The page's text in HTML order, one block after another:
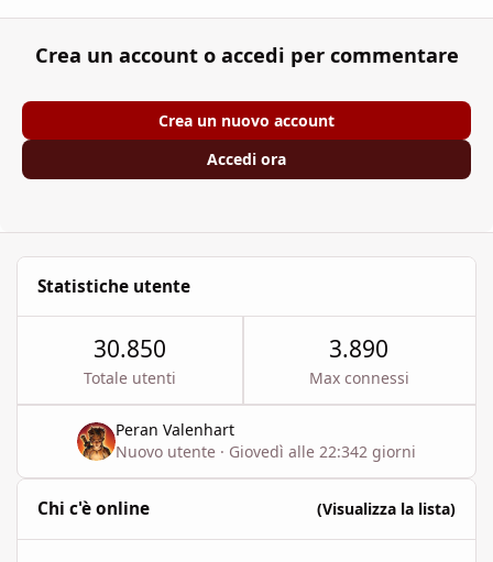
Crea un account o accedi per commentare
Crea un nuovo account
Accedi ora
Statistiche utente
30.850
Totale utenti
3.890
Max connessi
Peran Valenhart
Nuovo utente · Giovedì alle 22:342 giorni
Chi c'è online (Visualizza la lista)